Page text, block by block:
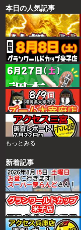
本日の人気記事
もっとみる
新着記事